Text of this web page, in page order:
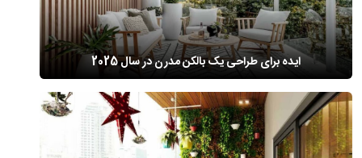
ایده برای طراحی یک بالکن مدرن در سال 2025